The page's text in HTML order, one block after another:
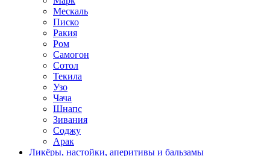
Мескаль
Писко
Ракия
Ром
Самогон
Сотол
Текила
Узо
Чача
Шнапс
Зивания
Соджу
Арак
Ликёры, настойки, аперитивы и бальзамы